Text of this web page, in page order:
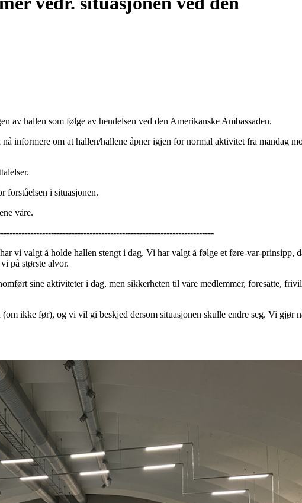
av hallen som følge av hendelsen ved den Amerikanske Ambassaden.
informere om at hallen/hallene åpner igjen for normal aktivitet fra mandag
forståelsen i situasjonen.
våre.
vi valgt å holde hallen stengt i dag. Vi har valgt å følge et føre-var-prinsipp,
på største alvor.
sine aktiviteter i dag, men sikkerheten til våre medlemmer, foresatte,
ikke før), og vi vil gi beskjed dersom situasjonen skulle endre seg. Vi gjør